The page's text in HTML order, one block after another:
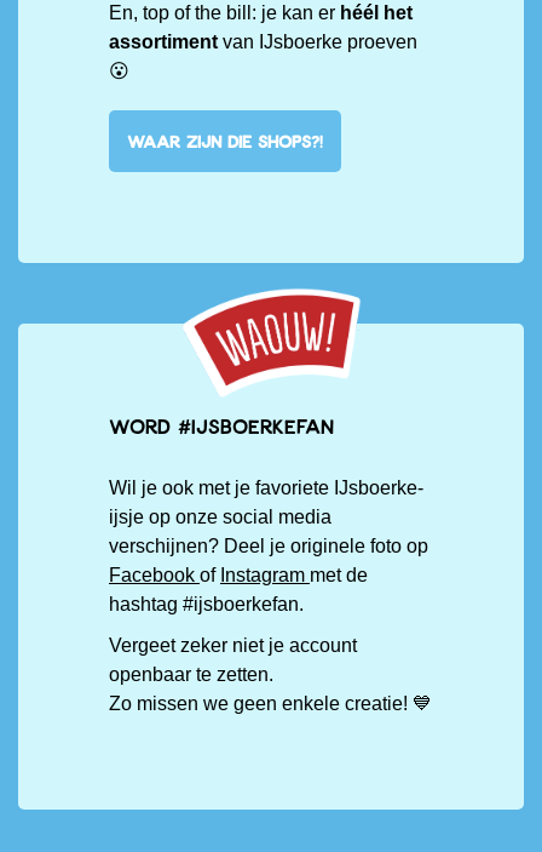
En, top of the bill: je kan er héél het
assortiment van IJsboerke proeven
😮
WAAR ZIJN DIE SHOPS?!
Word #IJsboerkefan
Wil je ook met je favoriete IJsboerke-
ijsje op onze social media
verschijnen? Deel je originele foto op
Facebook of Instagram met de
hashtag #ijsboerkefan.
Vergeet zeker niet je account
openbaar te zetten.
Zo missen we geen enkele creatie! 💙